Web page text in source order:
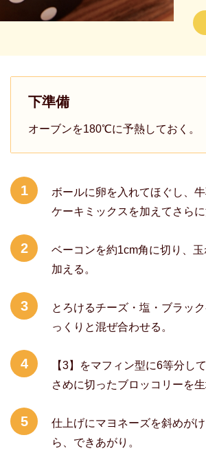
下準備
オーブンを180℃に予熱しておく。
1
ボールに卵を入れてほぐし、
ケーキミックスを加えてさらに
2
ベーコンを約1cm角に切り、
加える。
3
とろけるチーズ・塩・ブラッ
っくりと混ぜ合わせる。
4
【3】をマフィン型に6等分し
さめに切ったブロッコリーを生
5
仕上げにマヨネーズを斜めが
ら、できあがり。